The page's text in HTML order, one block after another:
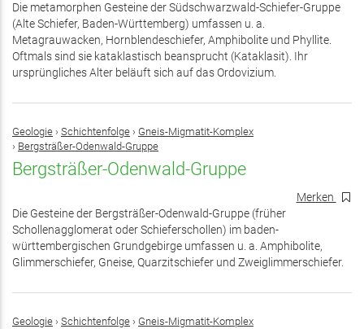
Die metamorphen Gesteine der Südschwarzwald-Schiefer-Gruppe
(Alte Schiefer, Baden-Württemberg) umfassen u. a.
Metagrauwacken, Hornblendeschiefer, Amphibolite und Phyllite.
Oftmals sind sie kataklastisch beansprucht (Kataklasit). Ihr
ursprüngliches Alter beläuft sich auf das Ordovizium.
Geologie › Schichtenfolge › Gneis-Migmatit-Komplex
› Bergsträßer-Odenwald-Gruppe
Bergsträßer-Odenwald-Gruppe
Merken
Die Gesteine der Bergsträßer-Odenwald-Gruppe (früher
Schollenagglomerat oder Schieferschollen) im baden-
württembergischen Grundgebirge umfassen u. a. Amphibolite,
Glimmerschiefer, Gneise, Quarzitschiefer und Zweiglimmerschiefer.
Geologie › Schichtenfolge › Gneis-Migmatit-Komplex